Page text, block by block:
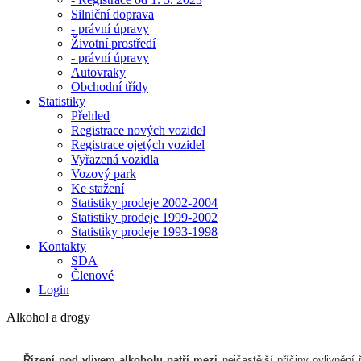
Silniční doprava
- právní úpravy
Životní prostředí
- právní úpravy
Autovraky
Obchodní třídy
Statistiky
Přehled
Registrace nových vozidel
Registrace ojetých vozidel
Vyřazená vozidla
Vozový park
Ke stažení
Statistiky prodeje 2002-2004
Statistiky prodeje 1999-2002
Statistiky prodeje 1993-1998
Kontakty
SDA
Členové
Login
Alkohol a drogy